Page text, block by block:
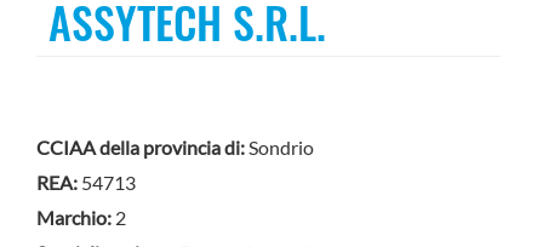
ASSYTECH S.R.L.
CCIAA della provincia di:Sondrio
REA: 54713
Marchio: 2